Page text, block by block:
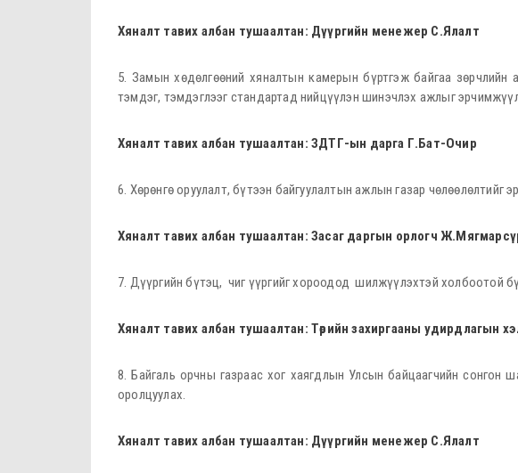
Хяналт тавих албан тушаалтан: Дүүргийн менежер С.Ялалт
5. Замын хөдөлгөөний хяналтын камерын бүртгэж байгаа зөрчлийн
тэмдэг, тэмдэглээг стандартад нийцүүлэн шинэчлэх ажлыг
Хяналт тавих албан тушаалтан: ЗДТГ-ын дарга Г.Бат-Очир
6. Хөрөнгө оруулалт, бүтээн байгуулалтын ажлын газар чөлөөлөлтийг
Хяналт тавих албан тушаалтан: Засаг даргын орлогч
7. Дүүргийн бүтэц, чиг үүргийг хороодод шилжүүлэхтэй холбоотой
Хяналт тавих албан тушаалтан: Төрийн захиргааны удирдлагын
8. Байгаль орчны газраас хог хаягдлын Улсын байцаагчийн сонгон
оролцуулах.
Хяналт тавих албан тушаалтан: Дүүргийн менежер С.Ялалт